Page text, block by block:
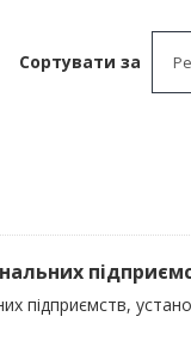
Сортувати за
підприємств,